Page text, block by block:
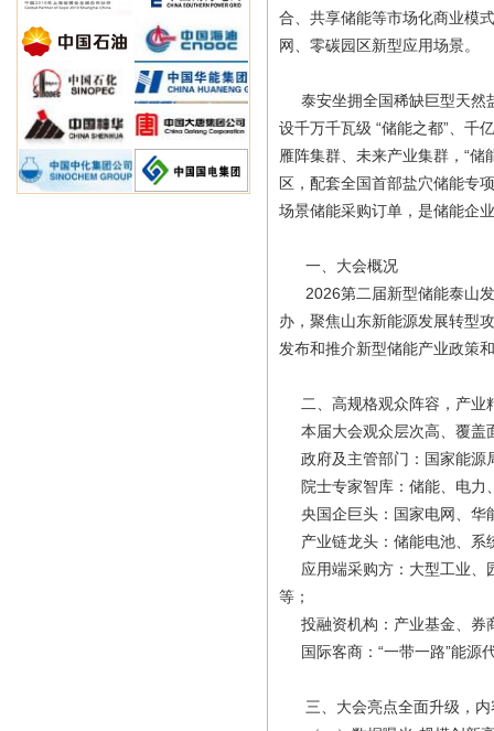
合、共享储能等市场化商业模
网、零碳园区新型应用场景。
泰安坐拥全国稀缺巨型天然
设千万千瓦级 “储能之都”、千
雁阵集群、未来产业集群，“
区，配套全国首部盐穴储能专
场景储能采购订单，是储能企
一、大会概况
2026第二届新型储能泰山发
办，聚焦山东新能源发展转型
发布和推介新型储能产业政策
二、高规格观众阵容，产业
本届大会观众层次高、覆盖
政府及主管部门：国家能源
院士专家智库：储能、电力
央国企巨头：国家电网、华
产业链龙头：储能电池、系
应用端采购方：大型工业、
等；
投融资机构：产业基金、券
国际客商：“一带一路”能源
三、大会亮点全面升级，内